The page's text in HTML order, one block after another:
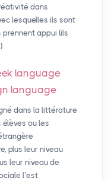
dans
lesquelles ils sont
appui (ils
language
language
dans la littérature
ou les
plus leur niveau
leur niveau de
l’est